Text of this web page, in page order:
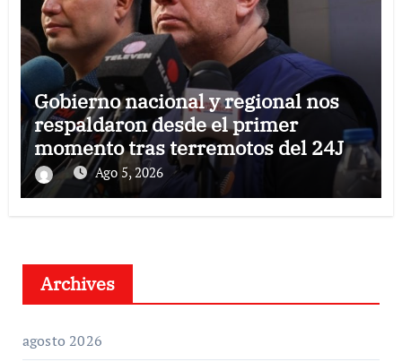
Gobierno nacional y regional nos
respaldaron desde el primer
momento tras terremotos del 24J
Ago 5, 2026
Archives
agosto 2026